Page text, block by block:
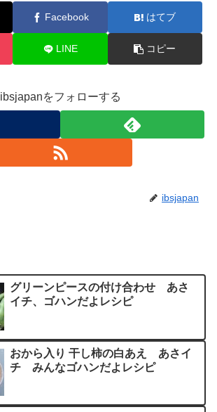
Facebook はてブ
LINE コピー
ibsjapanをフォローする
ibsjapan
グリーンピースの付け合わせ あさ
イチ、ゴハンだよレシピ
おから入り 干し柿の白あえ あさイ
チ みんなゴハンだよレシピ